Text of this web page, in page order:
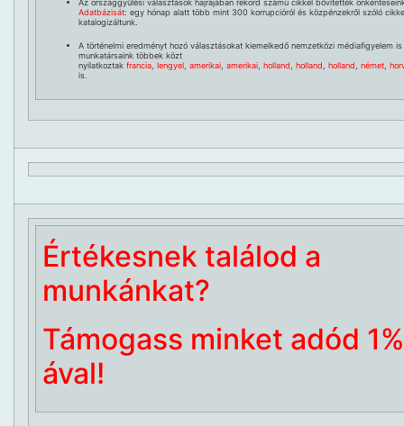
Az országgyűlési választások hajrájában rekord számú cikkel bővítették
Adatbázisát: egy hónap alatt több mint 300 korrupcióról és közpénzekről szóló
katalogizáltunk.
A történelmi eredményt hozó választásokat kiemelkedő nemzetközi médiafigyelem
munkatársaink többek közt
nyilatkoztak francia lengyel amerikai amerikai holland holland holland német
is.
Értékesnek találod a
munkánkat?
Támogass minket adód
ával!